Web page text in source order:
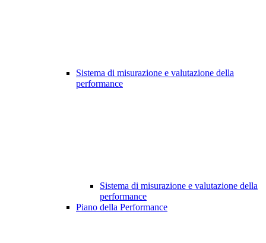
Sistema di misurazione e valutazione della
performance
Sistema di misurazione e valutazione della
performance
Piano della Performance